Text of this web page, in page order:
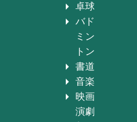
卓球
バド
ミン
トン
書道
音楽
映画
演劇